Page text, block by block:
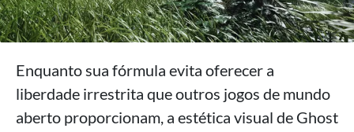
Enquanto sua fórmula evita oferecer a
liberdade irrestrita que outros jogos de mundo
aberto proporcionam, a estética visual de Ghost